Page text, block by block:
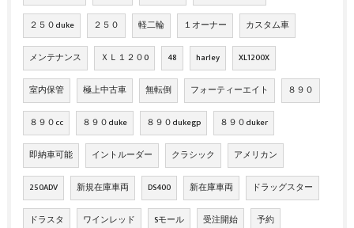
２５０duke ２５０ 軽二輪 １オーナー カスタム車
メンテナンス ＸＬ１２０0 48 harley XL1200X
室内保管 極上中古車 無転倒 フォーティーエイト ８９０
８９０cc ８９０duke ８９０dukegp ８９０duker
即納車可能 イントルーダー クラシック アメリカン
250ADV 新規在庫車両 DS400 新在庫車両 ドラッグスター
ドラスタ ワインレッド Sモール 受注開始 予約